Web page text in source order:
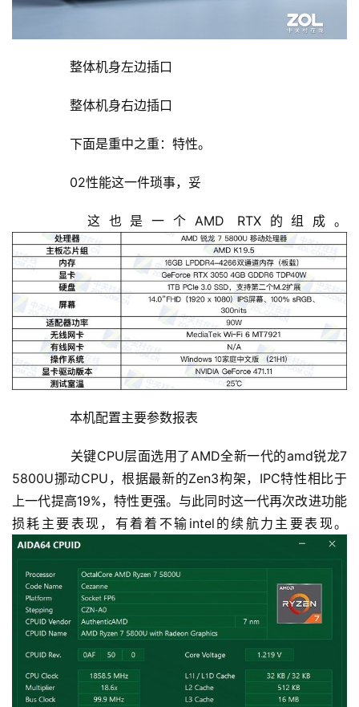
好
	  整体机身左边插口
	  整体机身右边插口
	  下面是重中之重：特性。
	  02性能这一件琐事，妥
	  这也是一个AMD RTX的组成。
	  本机配置主要参数报表
5800U挪动CPU，根据最新的Zen3构架，IPC特性相比于
上一代提高19%，特性更强。与此同时这一代再次改进功能
损耗主要表现，有着着不输intel的续航力主要表现。